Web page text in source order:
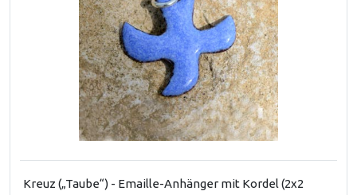
Kreuz („Taube“) - Emaille-Anhänger mit Kordel (2x2